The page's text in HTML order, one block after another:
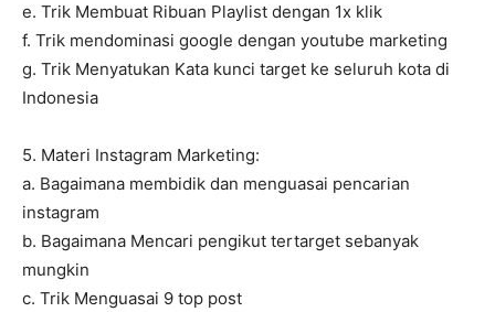
e. Trik Membuat Ribuan Playlist dengan 1x klik
f. Trik mendominasi google dengan youtube marketing
g. Trik Menyatukan Kata kunci target ke seluruh kota di
Indonesia
5. Materi Instagram Marketing:
a. Bagaimana membidik dan menguasai pencarian
instagram
b. Bagaimana Mencari pengikut tertarget sebanyak
mungkin
c. Trik Menguasai 9 top post